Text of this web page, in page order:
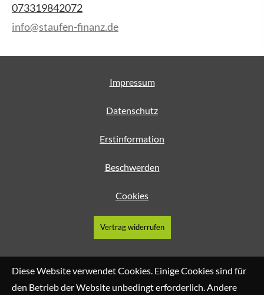
073319842072
info@staufen-finanz.de
Impressum
Datenschutz
Erstinformation
Beschwerden
Cookies
Vertrag widerrufen
Diese Website verwendet Cookies. Einige Cookies sind für
den Betrieb der Website unbedingt erforderlich. Andere